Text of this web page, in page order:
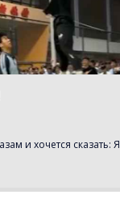
и хочется сказать: Я